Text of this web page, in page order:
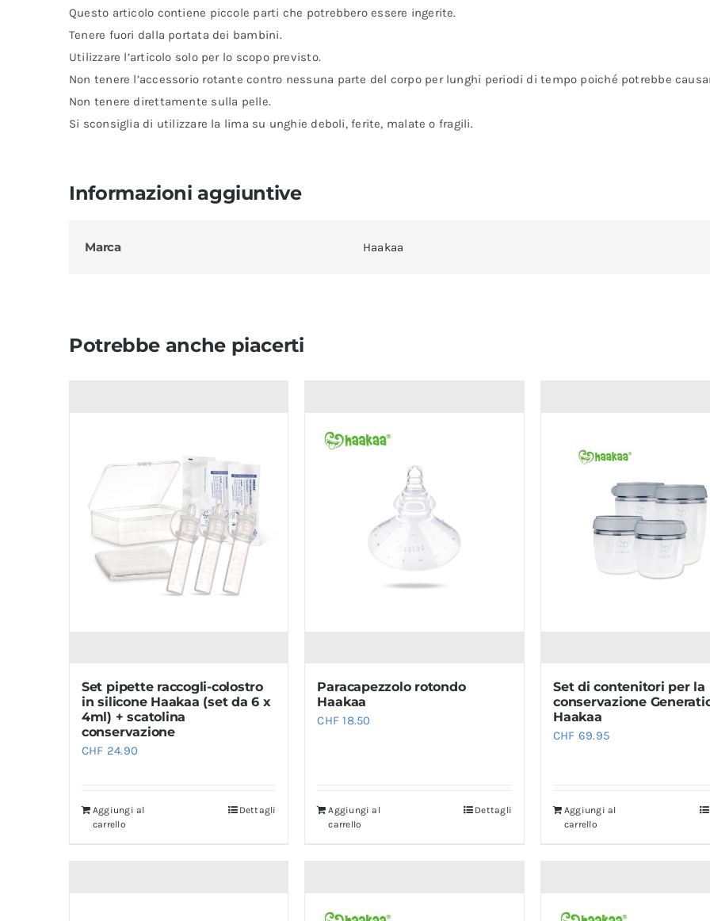
Questo articolo contiene piccole parti che potrebbero essere ingerite.
Tenere fuori dalla portata dei bambini.
Utilizzare l’articolo solo per lo scopo previsto.
Non tenere l’accessorio rotante contro nessuna parte del corpo per lunghi periodi di tempo poiché potrebbe
Non tenere direttamente sulla pelle.
Si sconsiglia di utilizzare la lima su unghie deboli, ferite, malate o fragili.
Informazioni aggiuntive
Marca Haakaa
Potrebbe anche piacerti
Set pipette raccogli-colostro
in silicone Haakaa (set da 6 x
4ml) + scatolina
conservazione
CHF 24.90
Aggiungi al
carrello
Dettagli
Paracapezzolo rotondo
Haakaa
CHF 18.50
Aggiungi al
carrello
Dettagli
Set di contenitori per la
conservazione
Haakaa
CHF 69.95
Aggiungi al
carrello